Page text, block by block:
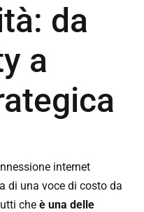
da
a
internet
di una voce di costo da
che è una delle